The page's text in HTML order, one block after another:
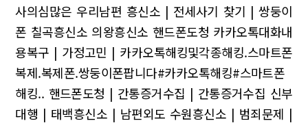
사의심많은 우리남편 흥신소 | 전세사기 찾기 | 쌍둥이
폰 칠곡흥신소 의왕흥신소 핸드폰도청 카카오톡대화내
용복구 | 가정고민 | 카카오톡해킹및각종해킹.스마트폰
복제.복제폰.쌍둥이폰팝니다#카카오톡해킹#스마트폰
해킹.. 핸드폰도청 | 간통증거수집 | 간통증거수집 신부
대행 | 태백흥신소 | 남편외도 수원흥신소 | 범죄문제 |